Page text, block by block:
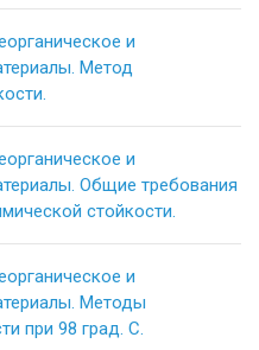
и
Метод
и
Общие требования
стойкости.
и
Методы
при 98 град. С.